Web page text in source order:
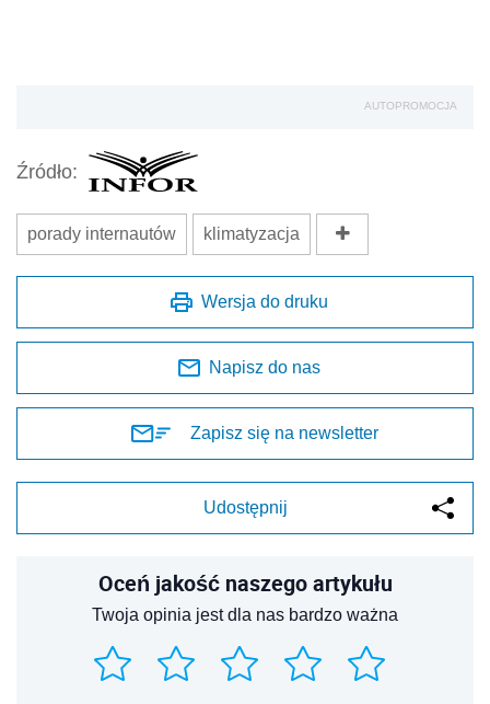
AUTOPROMOCJA
Źródło:
porady internautów klimatyzacja
Wersja do druku
Napisz do nas
Zapisz się na newsletter
Udostępnij
Oceń jakość naszego artykułu
Twoja opinia jest dla nas bardzo ważna